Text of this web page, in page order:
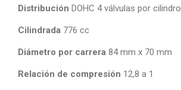
Distribución DOHC 4 válvulas por cilindro
Cilindrada 776 cc
Diámetro por carrera 84 mm x 70 mm
Relación de compresión 12,8 a 1